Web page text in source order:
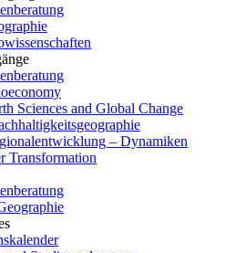
Sciences and Global Change
– Dynamiken
Transformation